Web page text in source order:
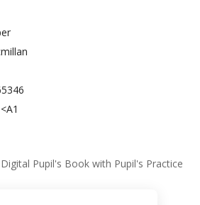
<A1
Pupil's Book with Pupil's Practice